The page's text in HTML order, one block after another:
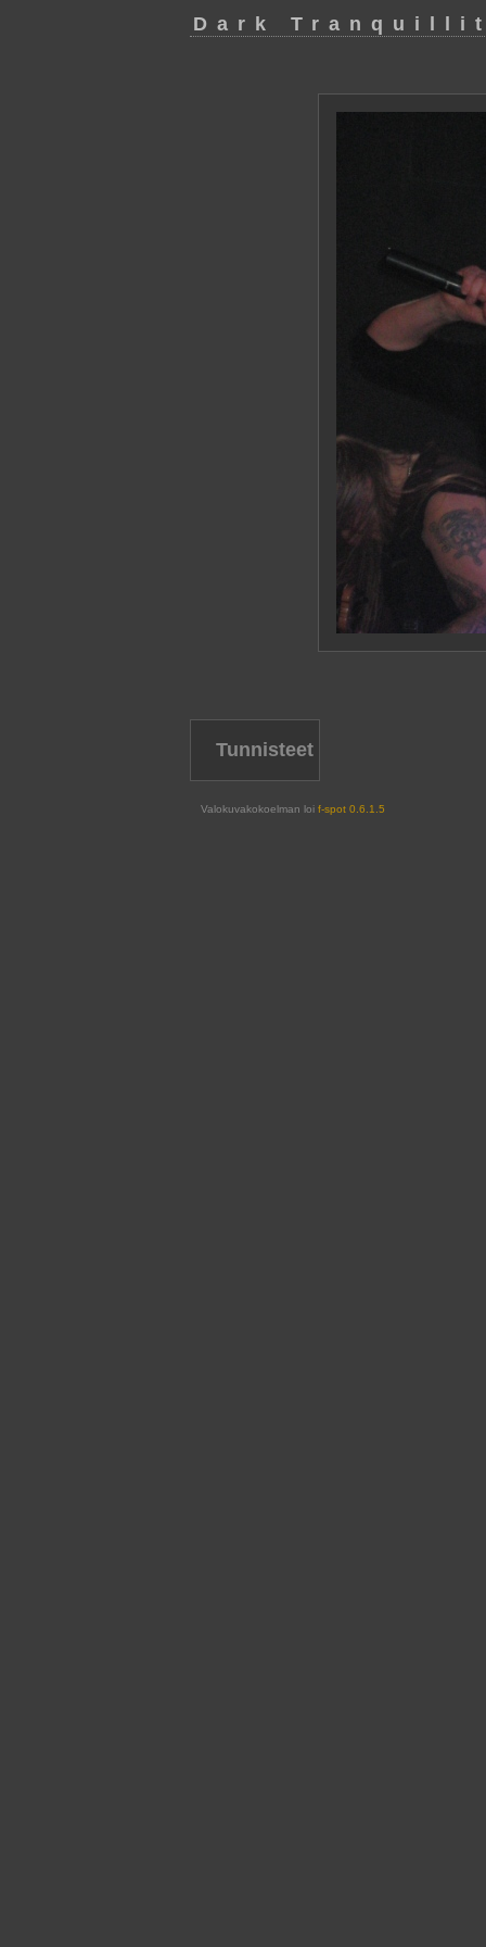
Dark
Tunnisteet
Valokuvakokoelman loi f-spot 0.6.1.5